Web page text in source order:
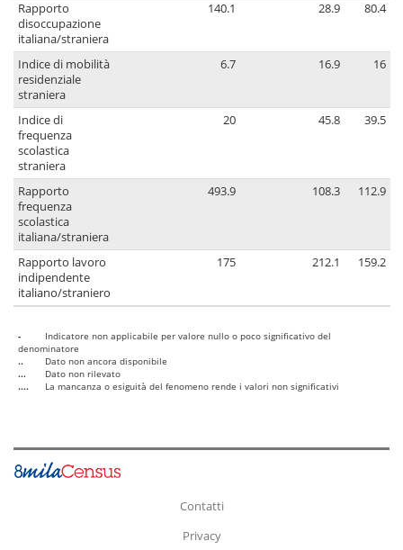
Rapporto
disoccupazione
italiana/straniera
140.1 28.9 80.4
Indice di mobilità
residenziale
straniera
6.7 16.9 16
Indice di
frequenza
scolastica
straniera
20 45.8 39.5
Rapporto
frequenza
scolastica
italiana/straniera
493.9 108.3 112.9
Rapporto lavoro
indipendente
italiano/straniero
175 212.1 159.2
-
Indicatore non applicabile per valore nullo o poco significativo del
denominatore
..
Dato non ancora disponibile
...
Dato non rilevato
....
La mancanza o esiguità del fenomeno rende i valori non significativi
Contatti
Privacy